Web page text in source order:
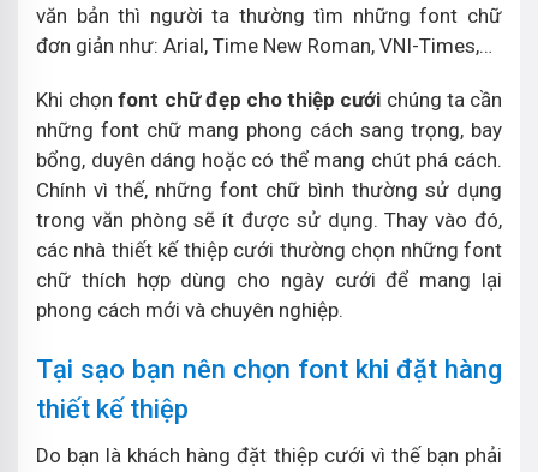
văn bản thì người ta thường tìm những font chữ
đơn giản như: Arial, Time New Roman, VNI-Times,…
Khi chọnfont chữ đẹp cho thiệp cưới chúng ta cần
những font chữ mang phong cách sang trọng, bay
bổng, duyên dáng hoặc có thể mang chút phá cách.
Chính vì thế, những font chữ bình thường sử dụng
trong văn phòng sẽ ít được sử dụng. Thay vào đó,
các nhà thiết kế thiệp cưới thường chọn những font
chữ thích hợp dùng cho ngày cưới để mang lại
phong cách mới và chuyên nghiệp.
Tại sạo bạn nên chọn font khi đặt hàng
thiết kế thiệp
Do bạn là khách hàng đặt thiệp cưới vì thế bạn phải